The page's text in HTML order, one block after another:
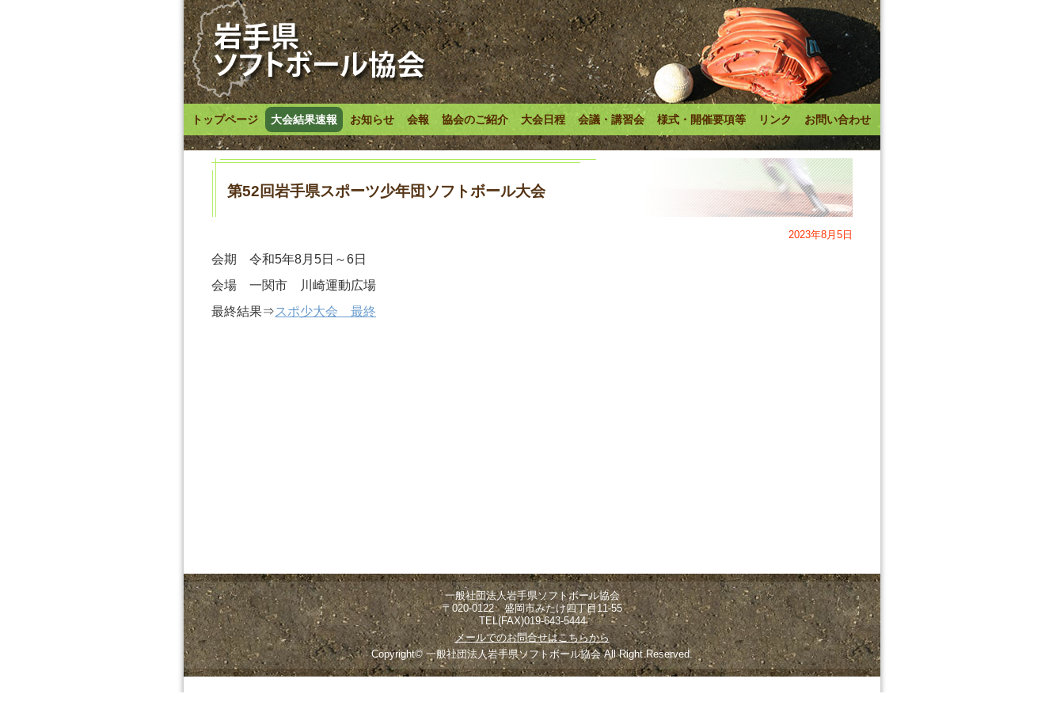
トップページ 大会結果速報 お知らせ 会報 協会のご紹介 大会日程 会議・講習会 様式・開催要項等 リンク お問い合わせ
第52回岩手県スポーツ少年団ソフトボール大会
2023年8月5日
会期 令和5年8月5日～6日
会場 一関市 川崎運動広場
最終結果⇒スポ少大会 最終
一般社団法人岩手県ソフトボール協会
〒020-0122 盛岡市みたけ四丁目11-55
TEL(FAX)019-643-5444
メールでのお問合せはこちらから
Copyright© 一般社団法人岩手県ソフトボール協会 All Right Reserved.